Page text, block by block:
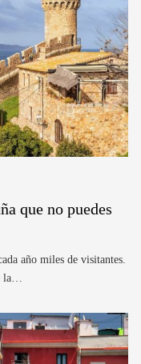
que no puedes
año miles de visitantes.
la…